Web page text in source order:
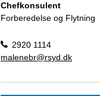
Chefkonsulent
Forberedelse og Flytning
2920 1114
malenebr@rsyd.dk